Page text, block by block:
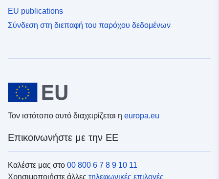
EU publications
Σύνδεση στη διεπαφή του παρόχου δεδομένων
Τον ιστότοπο αυτό διαχειρίζεται η europa.eu
Επικοινωνήστε με την ΕΕ
Καλέστε μας στο 00 800 6 7 8 9 10 11
Χρησιμοποιήστε άλλες τηλεφωνικές επιλογές